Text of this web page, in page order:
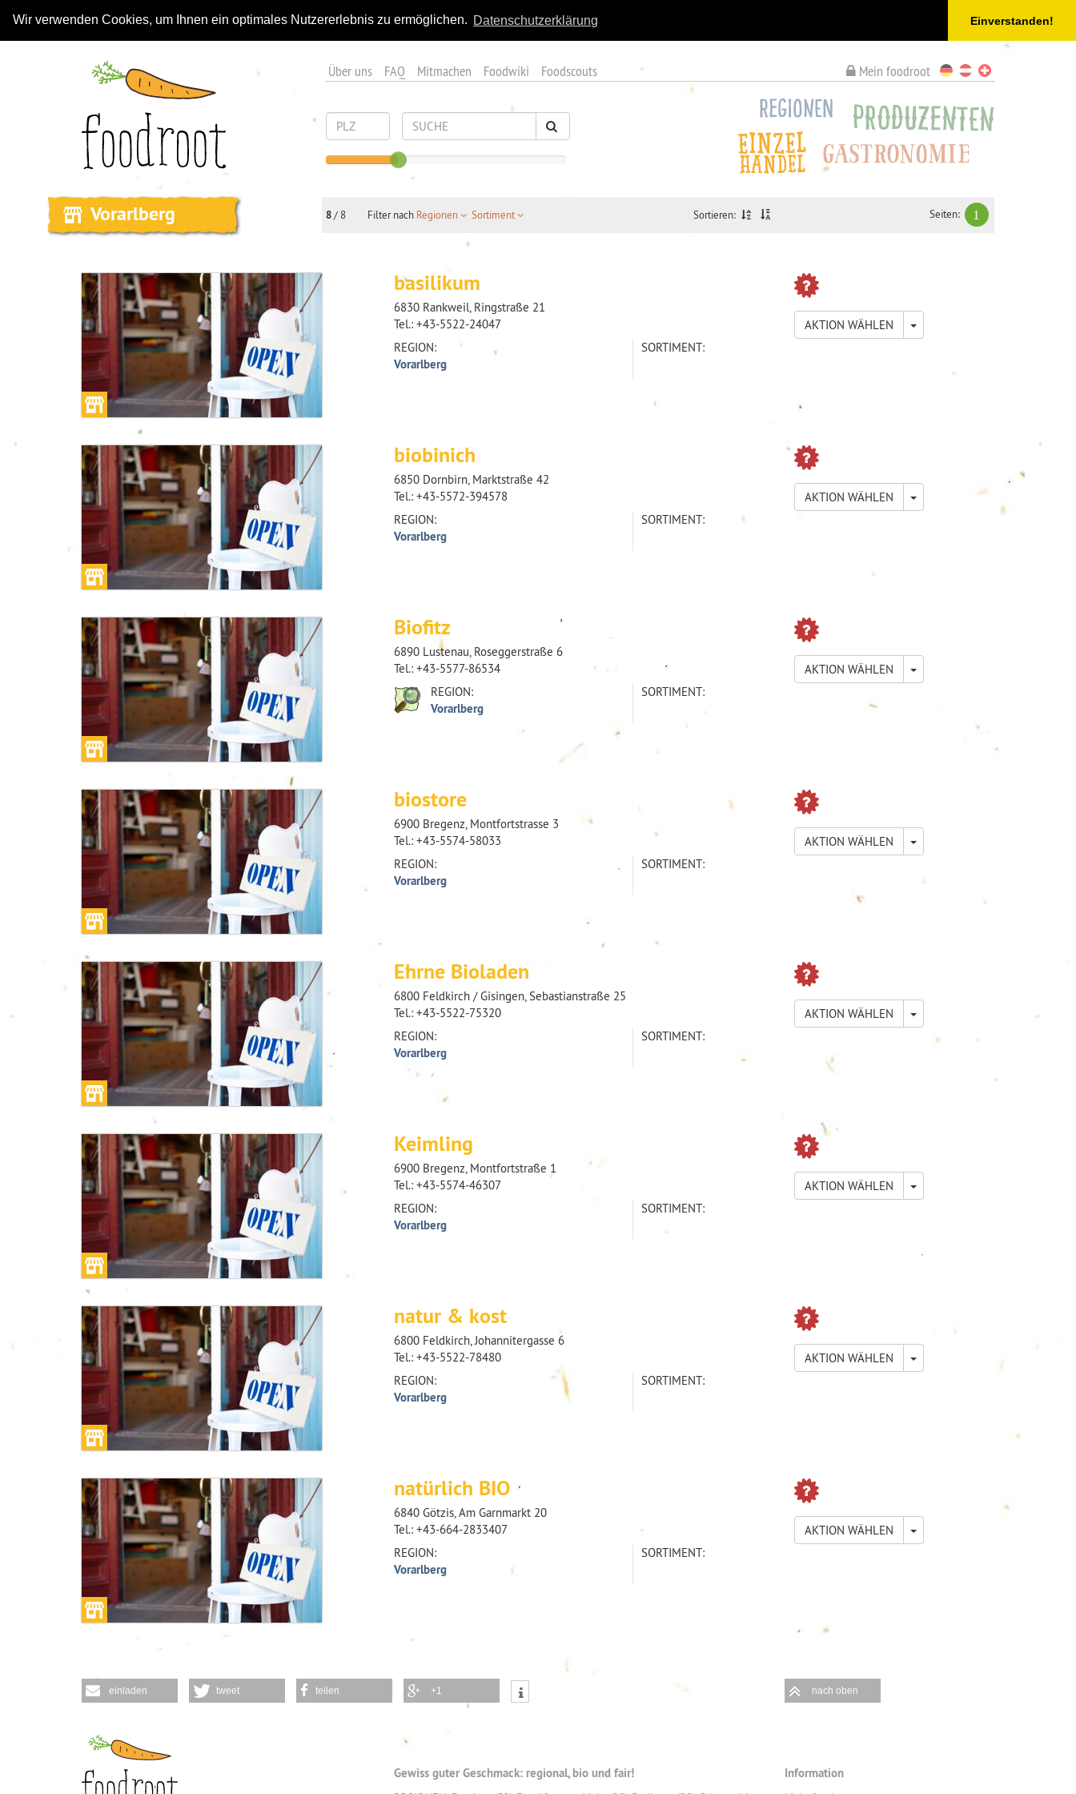
Wir verwenden Cookies, um Ihnen ein optimales Nutzererlebnis zu ermöglichen. Datenschutzerklärung Einverstanden!
Über uns FAQ Mitmachen Foodwiki Foodscouts Mein foodroot
Vorarlberg 8/ 8 Filter nach Regionen Sortiment Sortieren: Seiten: 1
basilikum
6830 Rankweil, Ringstraße 21
Tel.: +43-5522-24047 AKTION WÄHLEN
TOGGLE DROPDOWN
REGION:
Vorarlberg
SORTIMENT:
biobinich
6850 Dornbirn, Marktstraße 42
Tel.: +43-5572-394578 AKTION WÄHLEN
TOGGLE DROPDOWN
REGION:
Vorarlberg
SORTIMENT:
Biofitz
6890 Lustenau, Roseggerstraße 6
Tel.: +43-5577-86534 AKTION WÄHLEN
TOGGLE DROPDOWN
REGION:
Vorarlberg
SORTIMENT:
biostore
6900 Bregenz, Montfortstrasse 3
Tel.: +43-5574-58033 AKTION WÄHLEN
TOGGLE DROPDOWN
REGION:
Vorarlberg
SORTIMENT:
Ehrne Bioladen
6800 Feldkirch / Gisingen, Sebastianstraße 25
Tel.: +43-5522-75320 AKTION WÄHLEN
TOGGLE DROPDOWN
REGION:
Vorarlberg
SORTIMENT:
Keimling
6900 Bregenz, Montfortstraße 1
Tel.: +43-5574-46307 AKTION WÄHLEN
TOGGLE DROPDOWN
REGION:
Vorarlberg
SORTIMENT:
natur & kost
6800 Feldkirch, Johannitergasse 6
Tel.: +43-5522-78480 AKTION WÄHLEN
TOGGLE DROPDOWN
REGION:
Vorarlberg
SORTIMENT:
natürlich BIO
6840 Götzis, Am Garnmarkt 20
Tel.: +43-664-2833407 AKTION WÄHLEN
TOGGLE DROPDOWN
REGION:
Vorarlberg
SORTIMENT:
einladen tweet teilen +1 nach oben
Gewiss guter Geschmack: regional, bio und fair! Information